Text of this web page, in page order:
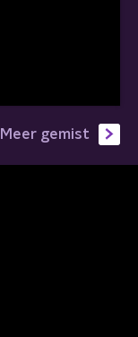
Meer gemist